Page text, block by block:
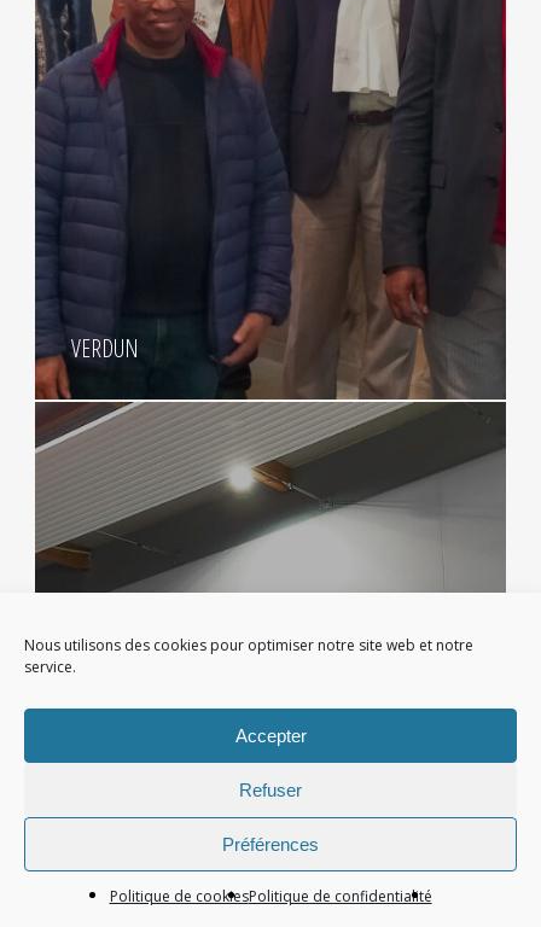
Nous utilisons des cookies pour optimiser notre site web et notre
service.
Accepter
Refuser
Préférences
Politique de cookiesPolitique de confidentialité
VERDUN